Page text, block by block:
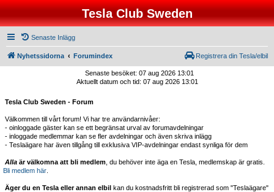
Tesla Club Sweden
Senaste Inlägg
Nyhetssidorna Forumindex Registrera din Tesla/elbil
Senaste besöket: 07 aug 2026 13:01
Aktuellt datum och tid: 07 aug 2026 13:01
Tesla Club Sweden - Forum
Välkommen till vårt forum! Vi har tre användarnivåer:
- oinloggade gäster kan se ett begränsat urval av forumavdelningar
- inloggade medlemmar kan se fler avdelningar och även skriva inlägg
- Teslaägare har även tillgång till exklusiva VIP-avdelningar endast synliga för dem
Alla är välkomna att bli medlem , du behöver inte äga en Tesla, medlemskap är gratis.
Bli medlem här
Äger du en Tesla eller annan elbil kan du kostnadsfritt bli registrerad som "Teslaägare"